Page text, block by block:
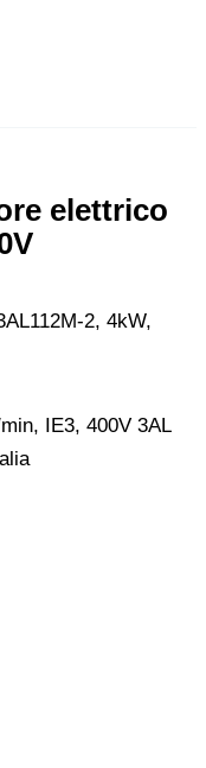
elettrico
2, 4kW,